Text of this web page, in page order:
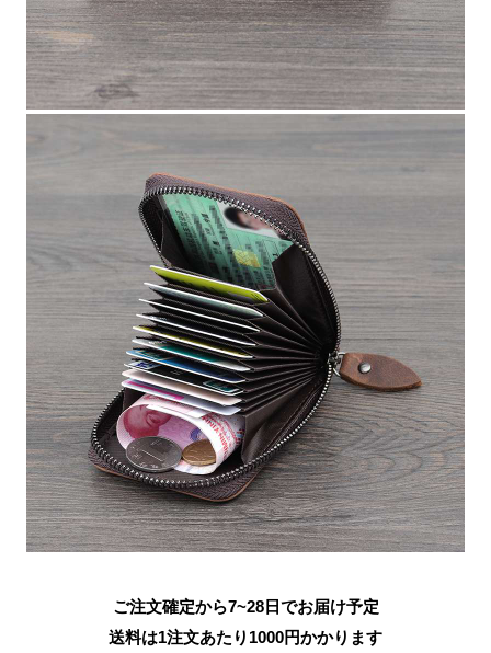
ご注文確定から7~28日でお届け予定
送料は1注文あたり 1000円かかります